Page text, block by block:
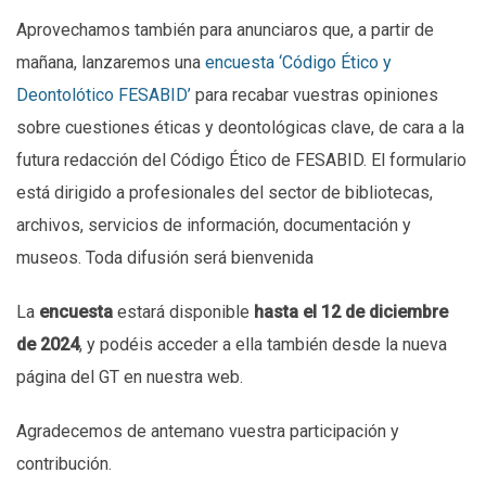
Aprovechamos también para anunciaros que, a partir de
mañana, lanzaremos una encuesta ‘Código Ético y
Deontolótico FESABID’ para recabar vuestras opiniones
sobre cuestiones éticas y deontológicas clave, de cara a la
futura redacción del Código Ético de FESABID. El formulario
está dirigido a profesionales del sector de bibliotecas,
archivos, servicios de información, documentación y
museos. Toda difusión será bienvenida
La encuesta estará disponible hasta el 12 de diciembre
de 2024, y podéis acceder a ella también desde la nueva
página del GT en nuestra web.
Agradecemos de antemano vuestra participación y
contribución.